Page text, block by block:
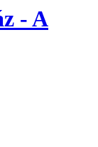
- A